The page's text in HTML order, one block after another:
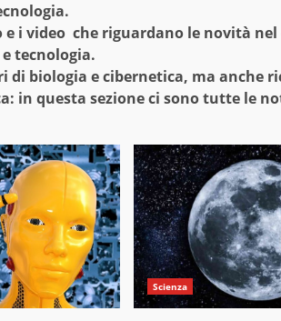
i video che riguardano le novità nel
tecnologia.
biologia e cibernetica, ma anche
in questa sezione ci sono tutte le
Scienza